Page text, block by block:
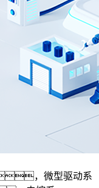
，微型驱动系